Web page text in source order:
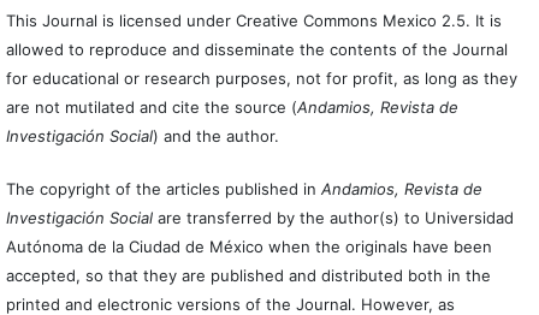
This Journal is licensed under Creative Commons Mexico 2.5. It is
allowed to reproduce and disseminate the contents of the Journal
for educational or research purposes, not for profit, as long as they
are not mutilated and cite the source (Andamios, Revista de
Investigación Social) and the author.
The copyright of the articles published in Andamios, Revista de
Investigación Socialare transferred by the author(s) to Universidad
Autónoma de la Ciudad de México when the originals have been
accepted, so that they are published and distributed both in the
printed and electronic versions of the Journal. However, as